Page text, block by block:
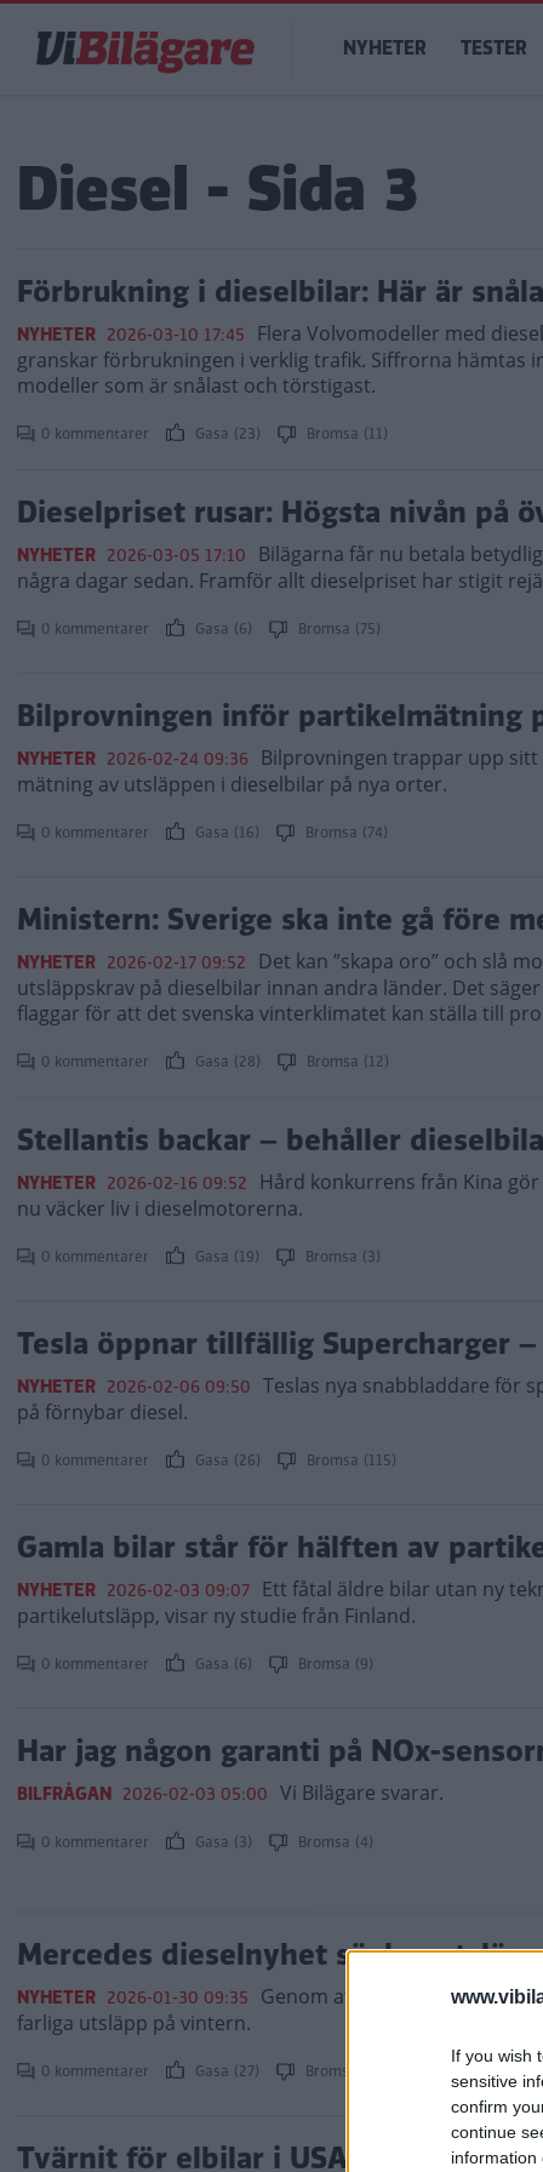
If you wish
sensitive
confirm
continue
information
huvudinnehåll
Main
navigation
NYHETER TESTER
Diesel - Sida 3
Förbrukning i dieselbilar: Här är
NYHETER 2026-03-10 17:45 Flera Volvomodeller med
granskar förbrukningen i verklig trafik. Siffrorna hämtas
modeller som är snålast och törstigast.
0 kommentarer Gasa (23) Bromsa (11)
Dieselpriset rusar: Högsta nivån på
NYHETER 2026-03-05 17:10 Bilägarna får nu betala
några dagar sedan. Framför allt dieselpriset har stigit
0 kommentarer Gasa (6) Bromsa (75)
Bilprovningen inför partikelmätning
NYHETER 2026-02-24 09:36 Bilprovningen trappar upp
mätning av utsläppen i dieselbilar på nya orter.
0 kommentarer Gasa (16) Bromsa (74)
Ministern: Sverige ska inte gå före
NYHETER 2026-02-17 09:52 Det kan ”skapa oro” och slå
utsläppskrav på dieselbilar innan andra länder. Det
flaggar för att det svenska vinterklimatet kan ställa till
0 kommentarer Gasa (28) Bromsa (12)
Stellantis backar – behåller
NYHETER 2026-02-16 09:52 Hård konkurrens från Kina
nu väcker liv i dieselmotorerna.
0 kommentarer Gasa (19) Bromsa (3)
Tesla öppnar tillfällig Supercharger
NYHETER 2026-02-06 09:50 Teslas nya snabbladdare för
på förnybar diesel.
0 kommentarer Gasa (26) Bromsa (115)
Gamla bilar står för hälften av
NYHETER 2026-02-03 09:07 Ett fåtal äldre bilar utan ny
partikelutsläpp, visar ny studie från Finland.
0 kommentarer Gasa (6) Bromsa (9)
Har jag någon garanti på NOx-
BILFRÅGAN 2026-02-03 05:00 Vi Bilägare svarar.
0 kommentarer Gasa (3) Bromsa (4)
Mercedes dieselnyhet sänker
NYHETER 2026-01-30 09:35 Genom att värma upp
farliga utsläpp på vintern.
0 kommentarer Gasa (27) Bromsa (2)
Tvärnit för elbilar i USA – lanserar